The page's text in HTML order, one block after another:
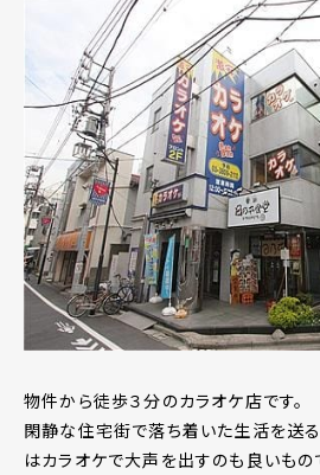
物件から徒歩３分のカラオケ店です。
閑静な住宅街で落ち着いた生活を送
はカラオケで大声を出すのも良いも